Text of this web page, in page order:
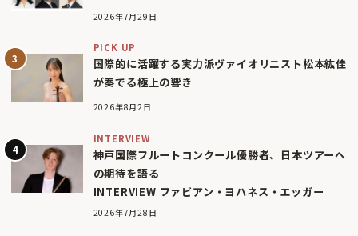
2026年7月29日
PICK UP
国際的に活躍する実力派ヴァイオリニスト松本紘佳
が奏でる極上の響き
2026年8月2日
INTERVIEW
神戸国際フルートコンクール優勝者、日本ツアーへ
の期待を語る
INTERVIEW ファビアン・ヨハネス・エッガー
2026年7月28日